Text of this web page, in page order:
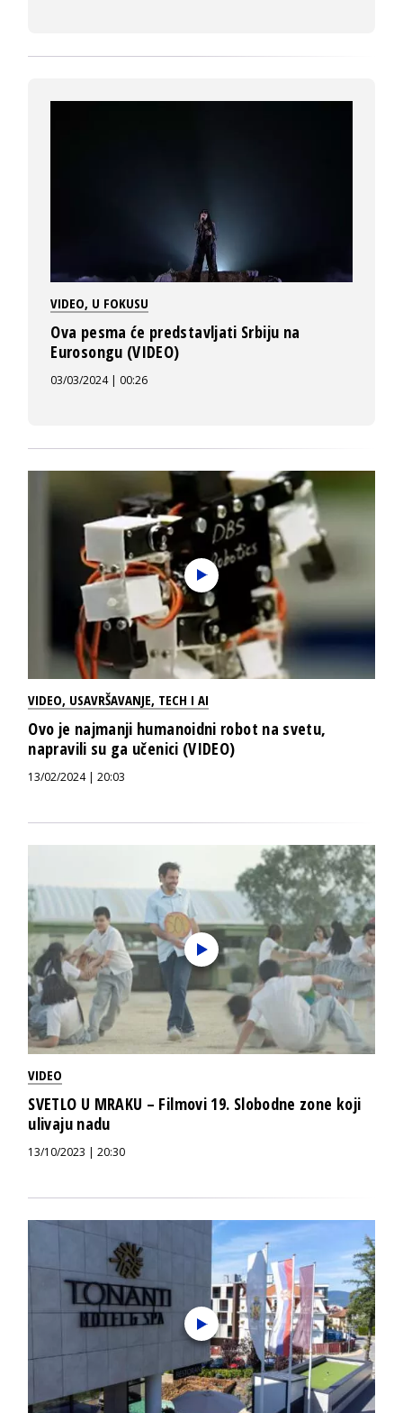
VIDEO, U FOKUSU
Ova pesma će predstavljati Srbiju na
Eurosongu (VIDEO)
03/03/2024 | 00:26
VIDEO, USAVRŠAVANJE, TECH I AI
Ovo je najmanji humanoidni robot na svetu,
napravili su ga učenici (VIDEO)
13/02/2024 | 20:03
VIDEO
SVETLO U MRAKU – Filmovi 19. Slobodne zone koji
ulivaju nadu
13/10/2023 | 20:30